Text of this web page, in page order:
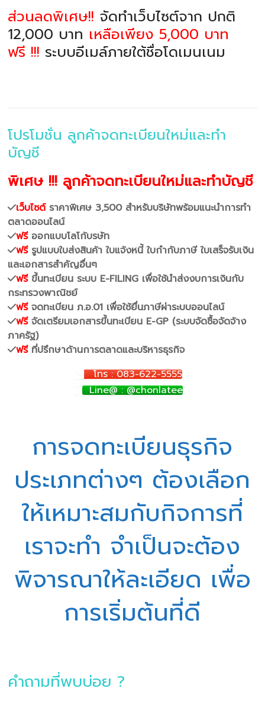
ส่วนลดพิเศษ!! จัดทำเว็บไซต์จาก ปกติ
12,000 บาท เหลือเพียง 5,000 บาท
ฟรี !!! ระบบอีเมล์ภายใต้ชื่อโดเมนเนม
โปรโมชั่น ลูกค้าจดทะเบียนใหม่และทำ
บัญชี
พิเศษ !!! ลูกค้าจดทะเบียนใหม่และทำบัญชี
เว็บไซต์ราคาพิเศษ 3,500 สำหรับบริษัทพร้อมแนะนำการทำ
ตลาดออนไลน์
ฟรีออกแบบโลโก้บรษัท
ฟรีรูปแบบใบส่งสินค้า ใบแจ้งหนี้ ใบกำกับภาษี ใบเสร็จรับเงิน
และเอกสารสำคัญอื่นๆ
ฟรีขึ้นทะเบียน ระบบ E-FILING เพื่อใช้นำส่งงบการเงินกับ
กระทรวงพาณิชย์
ฟรีจดทะเบียน ภ.อ.01 เพื่อใช้ยื่นภาษีผ่าระบบออนไลน์
ฟรีจัดเตรียมเอกสารขึ้นทะเบียน E-GP (ระบบจัดซื้อจัดจ้าง
ภาครัฐ)
ฟรีที่ปรึกษาด้านการตลาดและบริหารธุรกิจ
โทร : 083-622-5555
Line@ : @chonlatee
การจดทะเบียนธุรกิจ
ประเภทต่างๆ ต้องเลือก
ให้เหมาะสมกับกิจการที่
เราจะทำ จำเป็นจะต้อง
พิจารณาให้ละเอียด เพื่อ
การเริ่มต้นที่ดี
คำถามที่พบบ่อย ?